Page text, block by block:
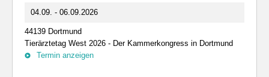
04.09. - 06.09.2026
44139 Dortmund
Tierärztetag West 2026 - Der Kammerkongress in Dortmund
Termin anzeigen